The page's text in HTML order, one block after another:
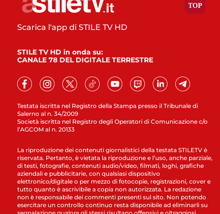
Testata iscritta nel Registro della Stampa presso il Tribunale di
Salerno al n. 34/2009
Società iscritta nel Registro degli Operatori di Comunicazione c/o
l’AGCOM al n. 20133
Scarica l'app di STILE TV HD
STILE TV HD in onda su:
CANALE 78 DEL DIGITALE TERRESTRE
La riproduzione dei contenuti giornalistici della testata STILETV è
riservata. Pertanto, è vietata la riproduzione e l’uso, anche parziale,
di testi, fotografie, contenuti audio/video, filmati, loghi, grafiche
aziendali e pubblicitarie, con qualsiasi dispositivo
elettronico/digitale o per mezzo di fotocopie, registrazioni, cover e
tutto quanto è ascrivibile a copia non autorizzata. La redazione
non è responsabile dei commenti presenti sul sito. Non potendo
esercitare un controllo continuo resta disponibile ad eliminarli su